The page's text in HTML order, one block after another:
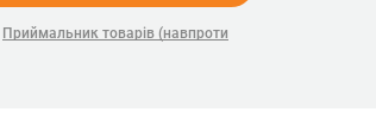
Приймальник товарів (навпроти